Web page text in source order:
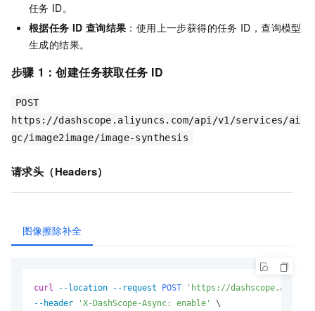
任务 ID。
根据任务 ID 查询结果 ：使用上一步获得的任务 ID，查询模型
生成的结果。
步骤 1：创建任务获取任务 ID
POST
https://dashscope.aliyuncs.com/api/v1/services/ai
gc/image2image/image-synthesis
请求头（Headers）
图像擦除补全
curl --location --request POST
'https://
--header
'X-DashScope-Async: enable'